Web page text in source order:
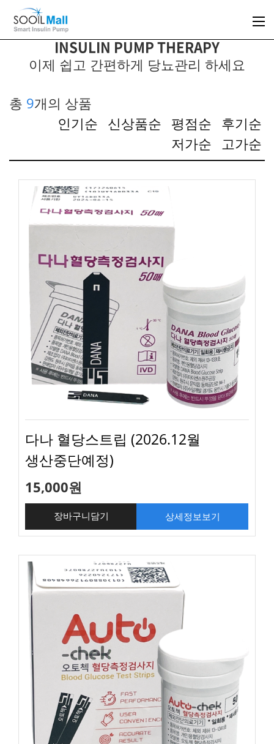
INSULIN PUMP THERAPY
이제 쉽고 간편하게 당뇨관리 하세요
총 9개의 상품
인기순 신상품순 평점순 후기순
저가순 고가순
다나 혈당스트립 (2026.12월
생산중단예정)
15,000원
장바구니담기 상세정보보기